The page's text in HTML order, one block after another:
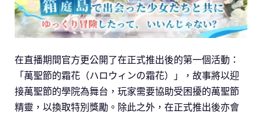
在直播期間官方更公開了在正式推出後的第一個活動：
「萬聖節的霜花（ハロウィンの霜花）」，故事將以迎
接萬聖節的學院為舞台，玩家需要協助受困擾的萬聖節
精靈，以換取特別獎勵。除此之外，在正式推出後亦會